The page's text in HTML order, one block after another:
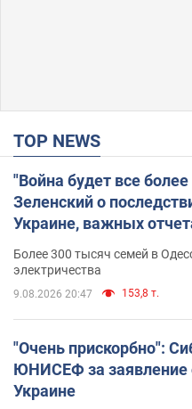
TOP NEWS
"Война будет все
Зеленский о
Украине, важных
противника. Видео
Более 300 тысяч семей в
электричества
9.08.2026 20:47 153,8 т.
"Очень прискорбно":
ЮНИСЕФ за заявление
Украине